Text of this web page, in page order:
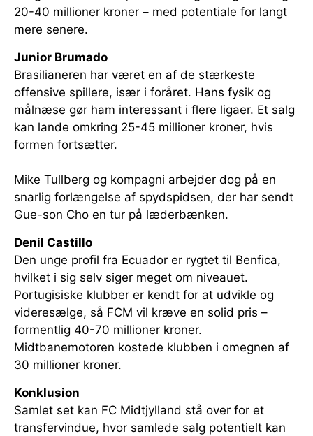
20-40 millioner kroner – med potentiale for langt
mere senere.
Junior Brumado
Brasilianeren har været en af de stærkeste
offensive spillere, især i foråret. Hans fysik og
målnæse gør ham interessant i flere ligaer. Et salg
kan lande omkring 25-45 millioner kroner, hvis
formen fortsætter.
Mike Tullberg og kompagni arbejder dog på en
snarlig forlængelse af spydspidsen, der har sendt
Gue-son Cho en tur på læderbænken.
Denil Castillo
Den unge profil fra Ecuador er rygtet til Benfica,
hvilket i sig selv siger meget om niveauet.
Portugisiske klubber er kendt for at udvikle og
videresælge, så FCM vil kræve en solid pris –
formentlig 40-70 millioner kroner.
Midtbanemotoren kostede klubben i omegnen af
30 millioner kroner.
Konklusion
Samlet set kan FC Midtjylland stå over for et
transfervindue, hvor samlede salg potentielt kan